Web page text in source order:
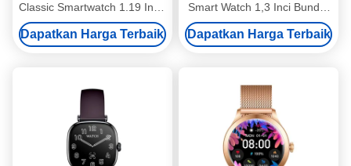
Classic Smartwatch 1.19 Inch
Kesehatan Wanita Smart
Watch IP68 Waterproof GPS
Olahraga Lady Smartwatch
Dapatkan Harga Terbaik
Smart Watch 1,3 Inci Bundar
Smartwatch
Dapatkan Harga Terbaik